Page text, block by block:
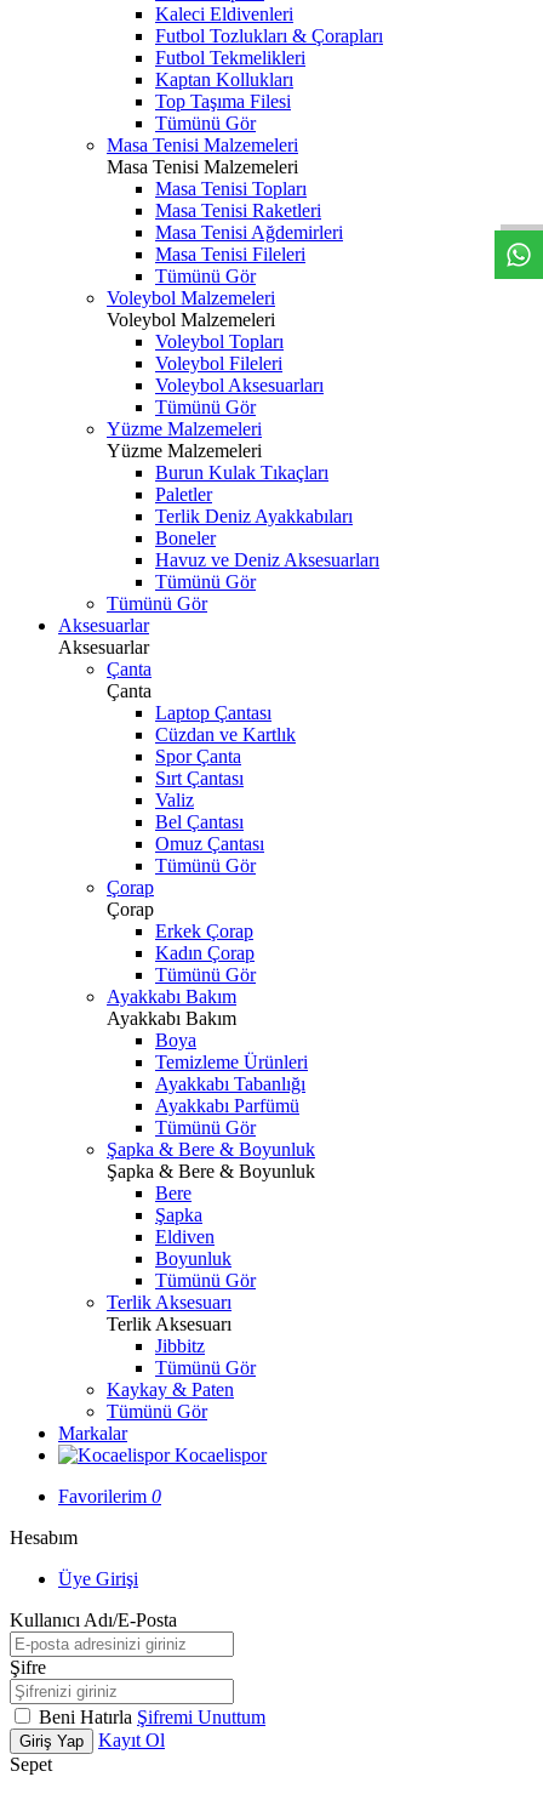
Kaleci Eldivenleri
Futbol Tozlukları & Çorapları
Futbol Tekmelikleri
Kaptan Kollukları
Top Taşıma Filesi
Tümünü Gör
Masa Tenisi Malzemeleri
Masa Tenisi Malzemeleri
Masa Tenisi Topları
Masa Tenisi Raketleri
Masa Tenisi Ağdemirleri
Masa Tenisi Fileleri
Tümünü Gör
Voleybol Malzemeleri
Voleybol Malzemeleri
Voleybol Topları
Voleybol Fileleri
Voleybol Aksesuarları
Tümünü Gör
Yüzme Malzemeleri
Yüzme Malzemeleri
Burun Kulak Tıkaçları
Paletler
Terlik Deniz Ayakkabıları
Boneler
Havuz ve Deniz Aksesuarları
Tümünü Gör
Tümünü Gör
Aksesuarlar
Aksesuarlar
Çanta
Çanta
Laptop Çantası
Cüzdan ve Kartlık
Spor Çanta
Sırt Çantası
Valiz
Bel Çantası
Omuz Çantası
Tümünü Gör
Çorap
Çorap
Erkek Çorap
Kadın Çorap
Tümünü Gör
Ayakkabı Bakım
Ayakkabı Bakım
Boya
Temizleme Ürünleri
Ayakkabı Tabanlığı
Ayakkabı Parfümü
Tümünü Gör
Şapka & Bere & Boyunluk
Şapka & Bere & Boyunluk
Bere
Şapka
Eldiven
Boyunluk
Tümünü Gör
Terlik Aksesuarı
Terlik Aksesuarı
Jibbitz
Tümünü Gör
Kaykay & Paten
Tümünü Gör
Markalar
Kocaelispor
Favorilerim 0
Hesabım
Üye Girişi
Kullanıcı Adı/E-Posta
Şifre
Beni Hatırla Şifremi Unuttum
Giriş Yap
Kayıt Ol
Sepet